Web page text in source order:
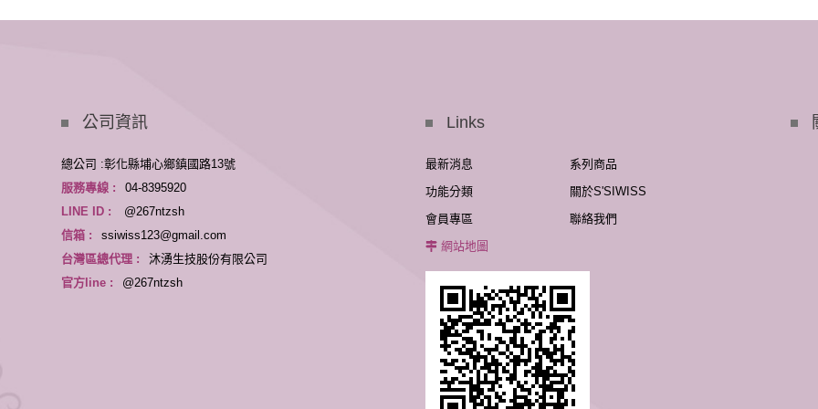
公司資訊
總公司 :彰化縣埔心鄉鎮國路13號
服務專線 :
04-8395920
LINE ID :
@267ntzsh
信箱 :
ssiwiss123@gmail.com
台灣區總代理 :
沐湧生技股份有限公司
官方line :
@267ntzsh
Links
最新消息
系列商品
功能分類
關於S'SIWISS
會員專區
聯絡我們
網站地圖